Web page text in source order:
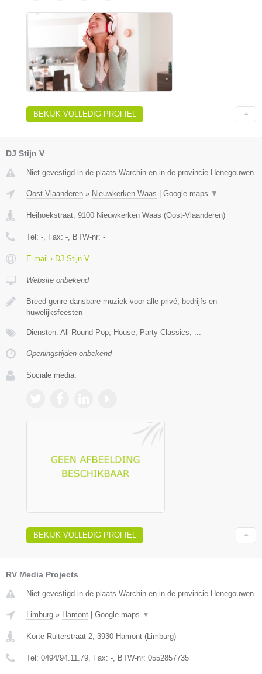
BEKIJK VOLLEDIG PROFIEL
DJ Stijn V
Niet gevestigd in de plaats Warchin en in de provincie Henegouwen.
Oost-Vlaanderen » Nieuwkerken Waas Google maps ▼
Heihoekstraat 9100 Nieuwkerken Waas (Oost-Vlaanderen)
Tel: - , Fax: - , BTW-nr: -
E-mail › DJ Stijn V
Website onbekend
Breed genre dansbare muziek voor alle privé, bedrijfs en
huwelijksfeesten
Diensten: All Round Pop, House, Party Classics, ...
Openingstijden onbekend
Sociale media:
BEKIJK VOLLEDIG PROFIEL
RV Media Projects
Niet gevestigd in de plaats Warchin en in de provincie Henegouwen.
Limburg » Hamont | Google maps ▼
Korte Ruiterstraat 2 3930 Hamont (Limburg)
Tel: 0494/94.11.79 , Fax: - , BTW-nr: 0552857735